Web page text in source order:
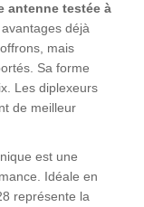
antenne testée à
déjà
mais
Sa forme
Les diplexeurs
de meilleur
est une
Idéale en
représente la